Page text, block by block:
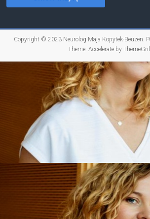
Copyright © 2023 Neurolog Maja Kopytek-Beuzen.
Theme: Accelerate by ThemeGrill